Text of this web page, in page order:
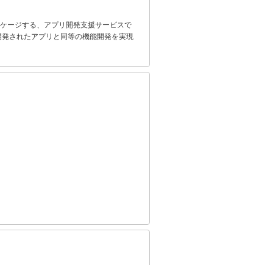
ージする、アプリ開発支援サービスで
されたアプリと同等の機能開発を実現